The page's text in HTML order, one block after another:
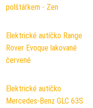
polštářkem - Zen
Elektrické autíčko Range
Rover Evoque lakované
červené
Elektrické autíčko
Mercedes-Benz GLC 63S